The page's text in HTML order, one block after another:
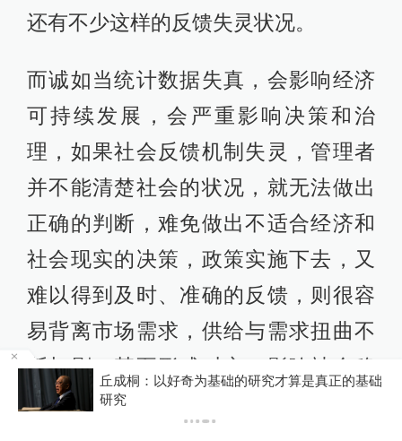
还有不少这样的反馈失灵状况。
而诚如当统计数据失真，会影响经济
可持续发展，会严重影响决策和治
理，如果社会反馈机制失灵，管理者
并不能清楚社会的状况，就无法做出
正确的判断，难免做出不适合经济和
社会现实的决策，政策实施下去，又
难以得到及时、准确的反馈，则很容
易背离市场需求，供给与需求扭曲不
断加剧，甚至形成对立，影响社会稳
定。
丘成桐：以好奇为基础的研究才算是真正的基础
研究